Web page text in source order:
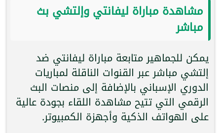
مشاهدة مباراة ليفانتي وإلتشي بث
مباشر
يمكن للجماهير متابعة مباراة ليفانتي ضد
إلتشي مباشر عبر القنوات الناقلة لمباريات
الدوري الإسباني بالإضافة إلى منصات البث
الرقمي التي تتيح مشاهدة اللقاء بجودة عالية
على الهواتف الذكية وأجهزة الكمبيوتر.